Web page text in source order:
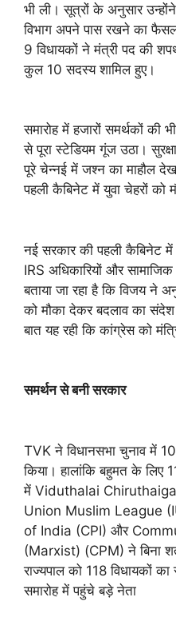
भी ली। सूत्रों के अनुसार
विभाग अपने पास रखने का
9 विधायकों ने मंत्री पद की
कुल 10 सदस्य शामिल हुए।
समारोह में हजारों समर्थकों की
से पूरा स्टेडियम गूंज उठा।
पूरे चेन्नई में जश्न का माहौल
पहली कैबिनेट में युवा चेहरों को
नई सरकार की पहली कैबिनेट में
IRS अधिकारियों और
बताया जा रहा है कि विजय ने
को मौका देकर बदलाव का
बात यह रही कि कांग्रेस को
समर्थन से बनी सरकार
TVK ने विधानसभा चुनाव में
किया। हालांकि बहुमत के लिए
में Viduthalai
Union Muslim League
of India (CPI) और
(Marxist) (CPM) ने बिना
राज्यपाल को 118 विधायकों का
समारोह में पहुंचे बड़े नेता